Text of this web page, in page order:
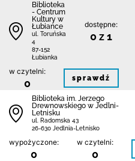
Biblioteka
- Centrum
Kultury w
Łubiance
ul. Toruńska
4
87-152
Łubianka
dostępne:
0 z 1
w czytelni:
0 sprawdź
Biblioteka im. Jerzego
Drewnowskiego w Jedlni-
Letnisku
ul. Radomska 43
26-630 Jedlnia-Letnisko
wypożyczone:
0
w czytelni:
0